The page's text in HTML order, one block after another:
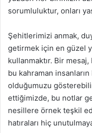
sorumluluktur, onları
Şehitlerimizi anmak,
getirmek için en güzel
kullanmaktır. Bir
bu kahraman insanların
olduğumuzu
ettiğimizde, bu notlar
nesillere örnek teşkil
hatıraları hiç